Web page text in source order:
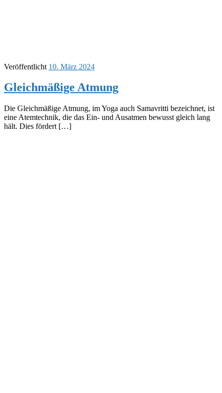
Veröffentlicht 10. März 2024
Gleichmäßige Atmung
Die Gleichmäßige Atmung, im Yoga auch Samavritti bezeichnet, ist
eine Atemtechnik, die das Ein- und Ausatmen bewusst gleich lang
hält. Dies fördert […]